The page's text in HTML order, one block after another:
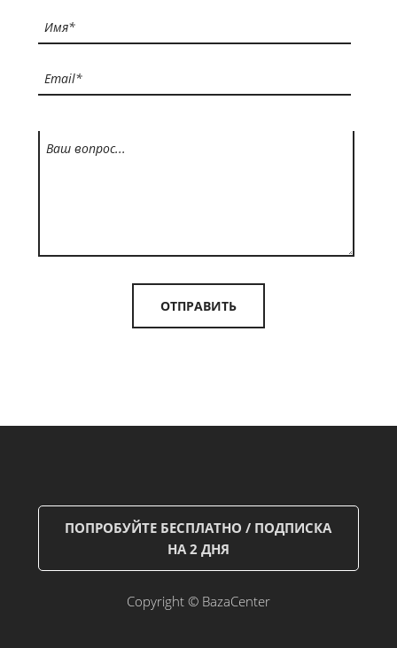
ПОПРОБУЙТЕ БЕСПЛАТНО / ПОДПИСКА
НА 2 ДНЯ
Copyright © BazaCenter